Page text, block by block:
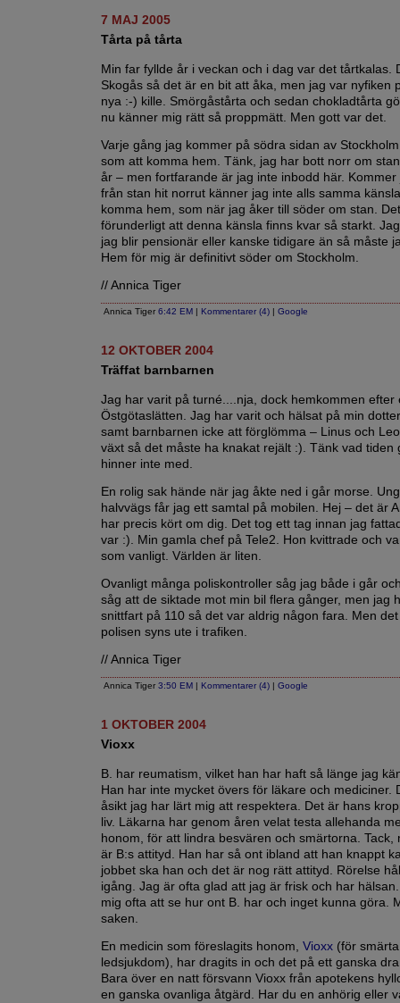
7 MAJ 2005
Tårta på tårta
Min far fyllde år i veckan och i dag var det tårtkalas.
Skogås så det är en bit att åka, men jag var nyfiken
nya :-) kille. Smörgåstårta och sedan chokladtårta
nu känner mig rätt så proppmätt. Men gott var det.
Varje gång jag kommer på södra sidan av
som att komma hem. Tänk, jag har bott norr om
år – men fortfarande är jag inte inbodd här. Kommer
från stan hit norrut känner jag inte alls samma
komma hem, som när jag åker till söder om stan.
förunderligt att denna känsla finns kvar så starkt.
jag blir pensionär eller kanske tidigare än så måste
Hem för mig är definitivt söder om Stockholm.
// Annica Tiger
Annica Tiger 6:42 EM | Kommentarer (4) | Google
12 OKTOBER 2004
Träffat barnbarnen
Jag har varit på turné....nja, dock hemkommen efter
Östgötaslätten. Jag har varit och hälsat på min
samt barnbarnen icke att förglömma – Linus och
växt så det måste ha knakat rejält :). Tänk vad tiden
hinner inte med.
En rolig sak hände när jag åkte ned i går morse.
halvvägs får jag ett samtal på mobilen. Hej – det är
har precis kört om dig. Det tog ett tag innan jag
var :). Min gamla chef på Tele2. Hon kvittrade och
som vanligt. Världen är liten.
Ovanligt många poliskontroller såg jag både i går
såg att de siktade mot min bil flera gånger, men jag
snittfart på 110 så det var aldrig någon fara. Men
polisen syns ute i trafiken.
// Annica Tiger
Annica Tiger 3:50 EM | Kommentarer (4) | Google
1 OKTOBER 2004
Vioxx
B. har reumatism, vilket han har haft så länge jag
Han har inte mycket övers för läkare och mediciner.
åsikt jag har lärt mig att respektera. Det är hans
liv. Läkarna har genom åren velat testa allehanda
honom, för att lindra besvären och smärtorna. Tack,
är B:s attityd. Han har så ont ibland att han knappt
jobbet ska han och det är nog rätt attityd. Rörelse
igång. Jag är ofta glad att jag är frisk och har
mig ofta att se hur ont B. har och inget kunna göra.
saken.
En medicin som föreslagits honom, Vioxx (för
ledsjukdom), har dragits in och det på ett ganska
Bara över en natt försvann Vioxx från apotekens
en ganska ovanliga åtgärd. Har du en anhörig eller